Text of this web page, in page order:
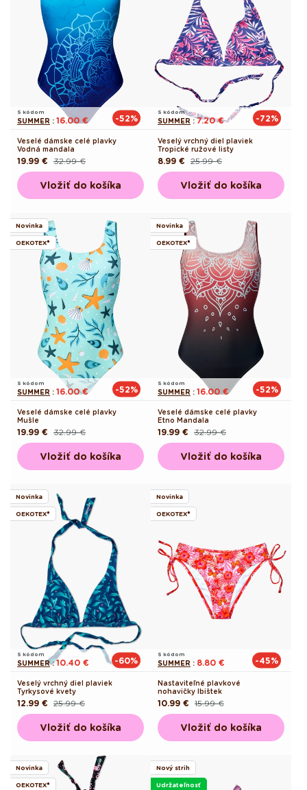
S kódom
SUMMER : 16.00 € -52%
Veselé dámske celé plavky
Vodná mandala
Pôvodná
cena
32.99 €
Akciová
cena
19.99 €
Vložiť do košíka
S kódom
SUMMER :7.20 € -72%
Veselý vrchný diel plaviek
Tropické ružové listy
Pôvodná
cena
25.99 €
Akciová
cena
8.99 €
Vložiť do košíka
Novinka
OEKOTEX®
S kódom
SUMMER : 16.00 € -52%
Veselé dámske celé plavky
Mušle
Pôvodná
cena
32.99 €
Akciová
cena
19.99 €
Vložiť do košíka
Novinka
OEKOTEX®
S kódom
SUMMER : 16.00 € -52%
Veselé dámske celé plavky
Etno Mandala
Pôvodná
cena
32.99 €
Akciová
cena
19.99 €
Vložiť do košíka
Novinka
OEKOTEX®
S kódom
SUMMER:10.40 € -60%
Veselý vrchný diel plaviek
Tyrkysové kvety
Pôvodná
cena
25.99 €
Akciová
cena
12.99 €
Vložiť do košíka
Novinka
OEKOTEX®
S kódom
SUMMER : 8.80 € -45%
Nastaviteľné plavkové
nohavičky Ibištek
Pôvodná
cena
15.99 €
Akciová
cena
10.99 €
Vložiť do košíka
Novinka
OEKOTEX®
Nový strih
Udržateľnosť